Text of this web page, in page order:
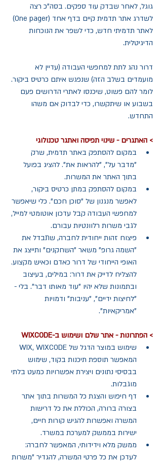
גוגל, לאחר שבדק עוד ספקים. בסה"כ רצה
לשדרג אתר תדמית קיים בדף אחד (One pager)
לאתר תדמיתי חדש, כדי לשפר את הנוכחות
הדיגיטלית.
דרור נהג לתת למחפשי העבודה (עדיין לא
מועמדים בשלב הזה) שנפגש איתם כרטיס ביקור.
לומר להם פשוט, שיכנסו לאתרי הדרושים פעם
בשבוע או שיתקשרו, כדי לבדוק אם משהו
התחדש.
> האתגרים - שינוי תפיסה ואתגר טכנולוגי
במקום להסתפק באתר תדמית, שרק
"מדבר על", "להראות את". להציג בפועל
בתוך האתר את המשרות.
במקום להסתפק במתן כרטיס ביקור,
לאפשר מנגנון של "סוכן חכם". כלי שיאפשר
למחפשי העבודה קבל עדכון אוטומטי למייל,
לגבי משרות רלוונטיות עבורם.
פיצוח זהות ייחודית לחברה, שתבדל את
"השמה גרופ" משאר "השחקנים" ותייצג את
האופי הייחודי של דרור כאדם וכאיש מקצוע.
להצליח לדייק את דרור: במילים, בעיצוב
ובתמונות שלא יהיו "עוד מאותו דבר". בלי -
"לחיצות ידיים", "עניבות" ודמויות
"אמריקאיות".
> הפתרונות - אתר שלם ושימוש ב-WIXCODE
המאפשר תוספת תיכנות בקוד, שימוש
בבסיסי נתונים ויצירת אפשרויות כמעט בלתי
מוגבלות.
דף חיפוש והצגת כל המשרות בתוך אתר
בצורה ברורה, הכוללת את כל דרישות
המשרה ואפשרות להגיש קורות חיים,
ישירות בממשק למערכת במשרד.
ממשק מלא וידידותי, המאפשר לחברה:
לעדכן את כל פרטי המשרה, להגדיר "משרות